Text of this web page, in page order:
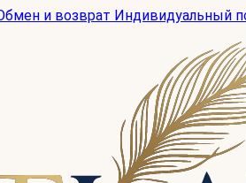
и возврат Индивидуальный